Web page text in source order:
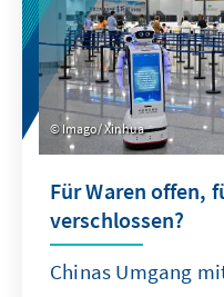
Imago/ Xinhua
Für Waren offen,
verschlossen?
Chinas Umgang